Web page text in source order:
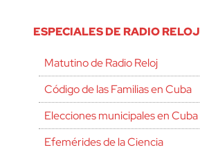
ESPECIALES DE RADIO RELOJ
Matutino de Radio Reloj
Código de las Familias en Cuba
Elecciones municipales en Cuba
Efemérides de la Ciencia